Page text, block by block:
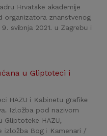
Hrvatske akademije
organizatora znanstvenog
svibnja 2021. u Zagrebu i
u Gliptoteci i
HAZU i Kabinetu grafike
Izložba pod nazivom
Gliptoteke HAZU,
izložba Bog i Kamenari /